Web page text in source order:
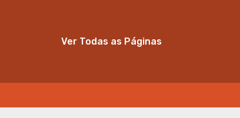
Ver Todas as Páginas